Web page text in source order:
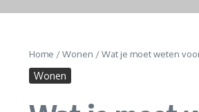
Home /Wonen /Wat je moet weten
Wonen